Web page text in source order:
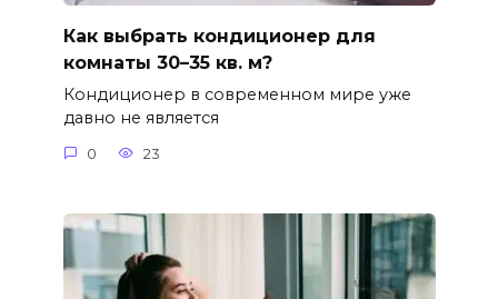
Как выбрать кондиционер для
комнаты 30–35 кв. м?
Кондиционер в современном мире уже
давно не является
0 23